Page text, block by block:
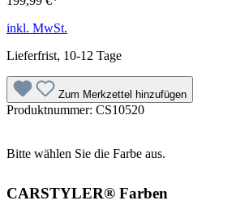
inkl. MwSt.
Lieferfrist, 10-12 Tage
Zum Merkzettel hinzufügen
Produktnummer: CS10520
Bitte wählen Sie die Farbe aus.
CARSTYLER® Farben